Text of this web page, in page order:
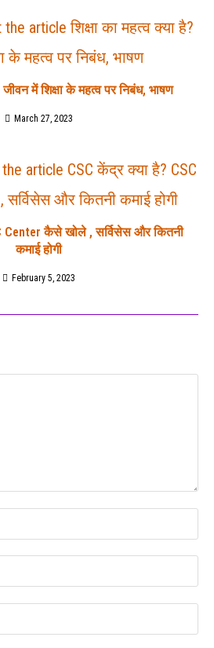
जीवन में शिक्षा के महत्व पर निबंध, भाषण
March 27, 2023
Center कैसे खोले , सर्विसेस और कितनी
कमाई होगी
February 5, 2023